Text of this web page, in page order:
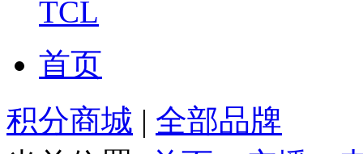
首页
积分商城 | 全部品牌